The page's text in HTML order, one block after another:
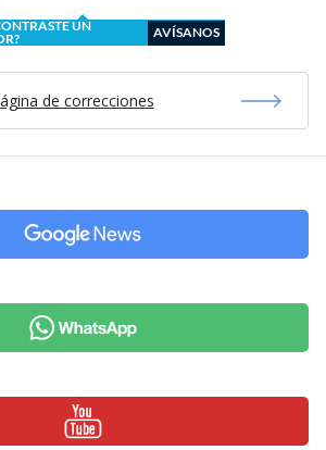
UN
AVÍSANOS
de correcciones